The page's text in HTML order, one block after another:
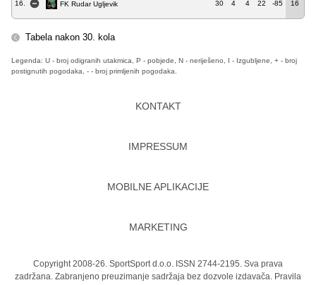
16. FK Rudar Ugljevik 30 4 4 22 -85 16
Tabela nakon 30. kola
Legenda: U - broj odigranih utakmica, P - pobjede, N - neriješeno, I - Izgubljene, + - broj
postignutih pogodaka, - - broj primljenih pogodaka.
KONTAKT
IMPRESSUM
MOBILNE APLIKACIJE
MARKETING
Copyright 2008-26. SportSport d.o.o. ISSN 2744-2195. Sva prava
zadržana. Zabranjeno preuzimanje sadržaja bez dozvole izdavača. Pravila